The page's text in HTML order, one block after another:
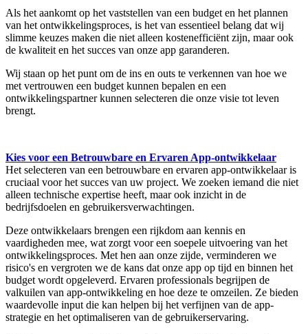
Als het aankomt op het vaststellen van een budget en het plannen
van het ontwikkelingsproces, is het van essentieel belang dat wij
slimme keuzes maken die niet alleen kostenefficiënt zijn, maar ook
de kwaliteit en het succes van onze app garanderen.
Wij staan op het punt om de ins en outs te verkennen van hoe we
met vertrouwen een budget kunnen bepalen en een
ontwikkelingspartner kunnen selecteren die onze visie tot leven
brengt.
Kies voor een Betrouwbare en Ervaren App-ontwikkelaar
Het selecteren van een betrouwbare en ervaren app-ontwikkelaar is
cruciaal voor het succes van uw project. We zoeken iemand die niet
alleen technische expertise heeft, maar ook inzicht in de
bedrijfsdoelen en gebruikersverwachtingen.
Deze ontwikkelaars brengen een rijkdom aan kennis en
vaardigheden mee, wat zorgt voor een soepele uitvoering van het
ontwikkelingsproces. Met hen aan onze zijde, verminderen we
risico's en vergroten we de kans dat onze app op tijd en binnen het
budget wordt opgeleverd. Ervaren professionals begrijpen de
valkuilen van app-ontwikkeling en hoe deze te omzeilen. Ze bieden
waardevolle input die kan helpen bij het verfijnen van de app-
strategie en het optimaliseren van de gebruikerservaring.